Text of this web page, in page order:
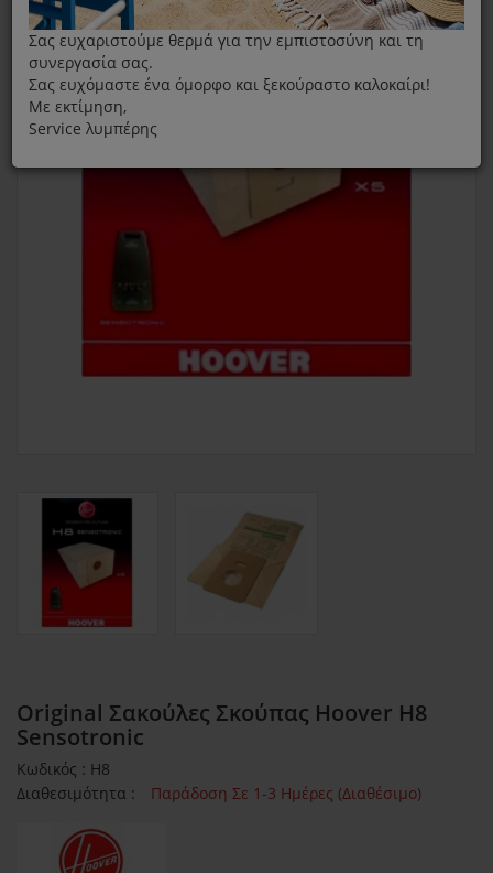
Original Σακούλες Σκούπας Hoover H8
Sensotronic
Κωδικός : H8
Διαθεσιμότητα :
Παράδοση Σε 1-3 Ημέρες (Διαθέσιμο)
Σας ευχαριστούμε θερμά για την εμπιστοσύνη και τη
συνεργασία σας.
Σας ευχόμαστε ένα όμορφο και ξεκούραστο καλοκαίρι!
Με εκτίμηση,
Service λυμπέρης